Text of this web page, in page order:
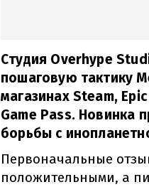
Студия Overhype
пошаговую тактику
магазинах Steam,
Game Pass. Новинка
борьбы с
Первоначальные
положительными, а